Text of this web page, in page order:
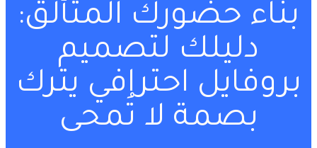
بناء حضورك المتألق:
دليلك لتصميم
بروفايل احترافي يترك
بصمة لا تُمحى